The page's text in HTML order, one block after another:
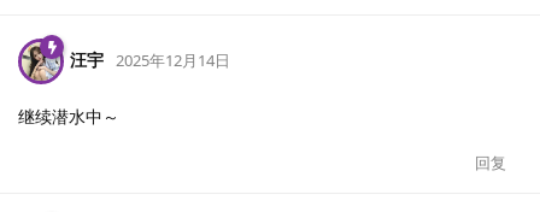
汪宇 2025年12月14日
继续潜水中～
回复